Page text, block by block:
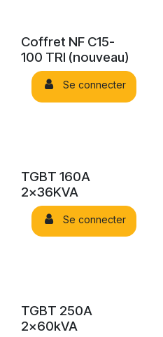
Coffret NF C15-
100 TRI (nouveau)
Se connecter
TGBT 160A
2x36KVA
Se connecter
TGBT 250A
2x60kVA